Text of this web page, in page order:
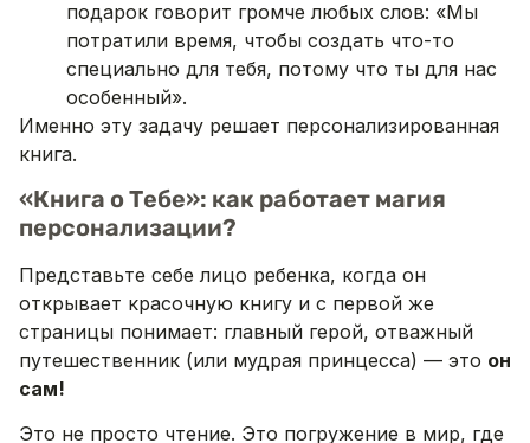
подарок говорит громче любых слов: «Мы
потратили время, чтобы создать что-то
специально для тебя, потому что ты для нас
особенный».
Именно эту задачу решает персонализированная
книга.
«Книга о Тебе»: как работает магия
персонализации?
Представьте себе лицо ребенка, когда он
открывает красочную книгу и с первой же
страницы понимает: главный герой, отважный
путешественник (или мудрая принцесса) — это он
сам!
Это не просто чтение. Это погружение в мир, где